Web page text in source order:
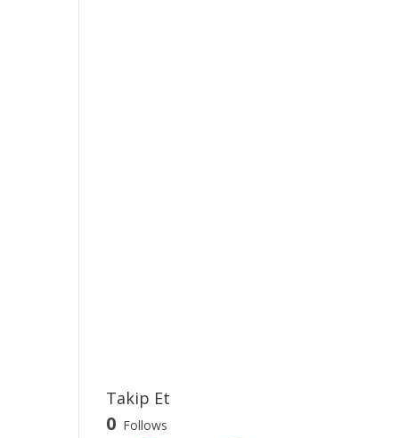
Takip Et
0 Follows